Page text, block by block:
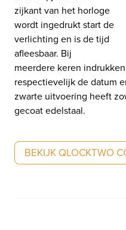
zijkant van het horloge
wordt ingedrukt start de
verlichting en is de tijd
afleesbaar. Bij
meerdere keren
respectievelijk de datum
zwarte uitvoering heeft
gecoat edelstaal.
BEKIJK QLOCKTWO